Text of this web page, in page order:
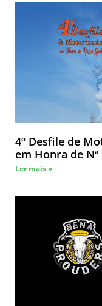
4º Desfile de
em Honra de
Ler mais »